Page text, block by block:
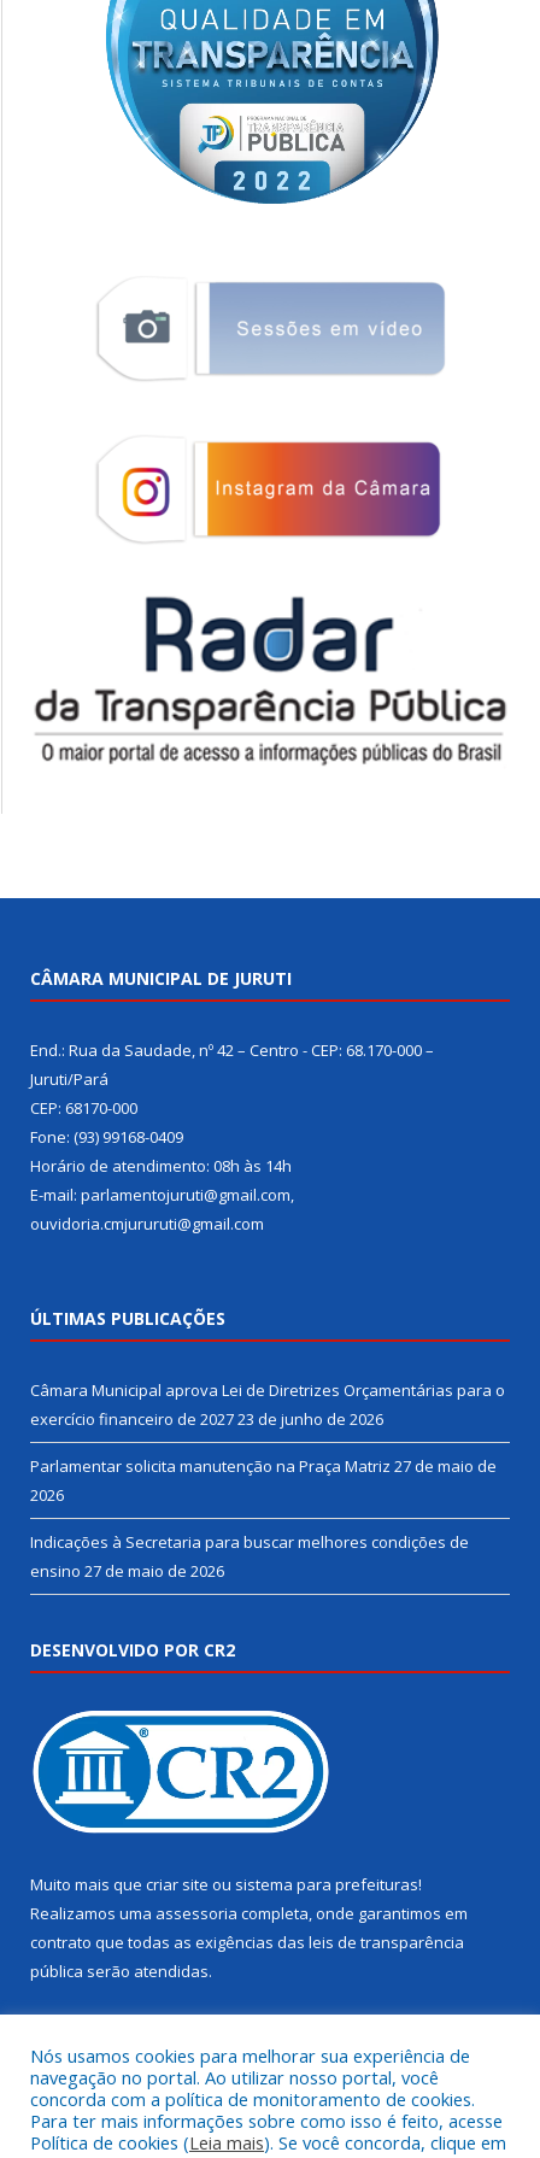
CÂMARA MUNICIPAL DE JURUTI
End.: Rua da Saudade, nº 42 – Centro - CEP: 68.170-000 –
Juruti/Pará
CEP: 68170-000
Fone: (93) 99168-0409
Horário de atendimento: 08h às 14h
E-mail: parlamentojuruti@gmail.com,
ouvidoria.cmjururuti@gmail.com
ÚLTIMAS PUBLICAÇÕES
Câmara Municipal aprova Lei de Diretrizes Orçamentárias para o
exercício financeiro de 202723 de junho de 2026
Parlamentar solicita manutenção na Praça Matriz 27 de maio de
2026
Indicações à Secretaria para buscar melhores condições de
ensino 27 de maio de 2026
DESENVOLVIDO POR CR2
Muito mais que criar site ou sistema para prefeituras!
Realizamos uma assessoria completa, onde garantimos em
contrato que todas as exigências das leis de transparência
pública serão atendidas.
Todos os direitos reservados a Câmara Municipal de Juruti.
Nós usamos cookies para melhorar sua experiência de
navegação no portal. Ao utilizar nosso portal, você
concorda com a política de monitoramento de cookies.
Para ter mais informações sobre como isso é feito, acesse
Política de cookies (Leia mais). Se você concorda, clique em